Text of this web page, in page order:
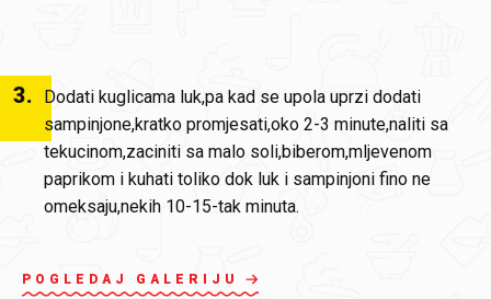
3.
Dodati kuglicama luk,pa kad se upola uprzi dodati
sampinjone,kratko promjesati,oko 2-3 minute,naliti sa
tekucinom,zaciniti sa malo soli,biberom,mljevenom
paprikom i kuhati toliko dok luk i sampinjoni fino ne
omeksaju,nekih 10-15-tak minuta.
POGLEDAJ GALERIJU